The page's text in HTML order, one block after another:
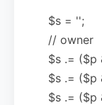
$s = '';
// owner
$s .= ($p
$s .= ($p
$s .= ($p